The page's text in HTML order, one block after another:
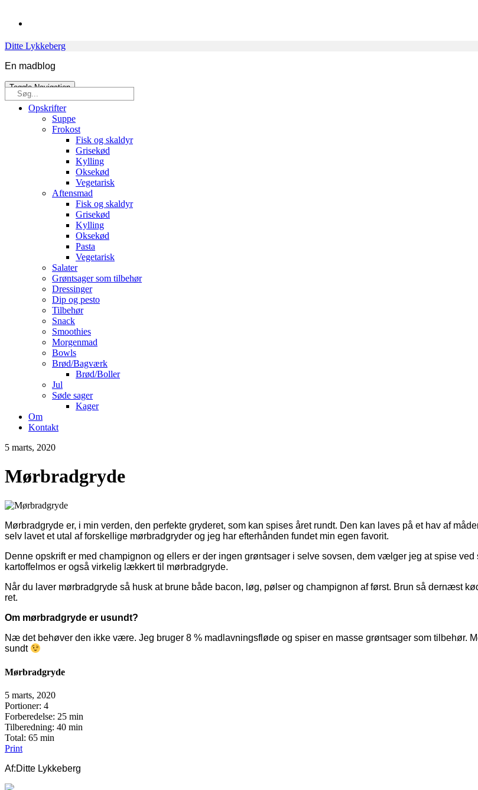
Ditte Lykkeberg
En madblog
Søg
efter:
Toggle Navigation
Opskrifter
Suppe
Frokost
Fisk og skaldyr
Grisekød
Kylling
Oksekød
Vegetarisk
Aftensmad
Fisk og skaldyr
Grisekød
Kylling
Oksekød
Pasta
Vegetarisk
Salater
Grøntsager som tilbehør
Dressinger
Dip og pesto
Tilbehør
Snack
Smoothies
Morgenmad
Bowls
Brød/Bagværk
Brød/Boller
Jul
Søde sager
Kager
Om
Kontakt
5 marts, 2020
Mørbradgryde
Mørbradgryde er, i min verden, den perfekte gryderet, som kan spises året rundt. Den kan laves på et hav af
selv lavet et utal af forskellige mørbradgryder og jeg har efterhånden fundet min egen favorit.
Denne opskrift er med champignon og ellers er der ingen grøntsager i selve sovsen, dem vælger jeg at spise
kartoffelmos er også virkelig lækkert til mørbradgryde.
Når du laver mørbradgryde så husk at brune både bacon, løg, pølser og champignon af først. Brun så dernæst
ret.
Om mørbradgryde er usundt?
Næ det behøver den ikke være. Jeg bruger 8 % madlavningsfløde og spiser en masse grøntsager som tilbehør.
sundt
Mørbradgryde
5 marts, 2020
Portioner: 4
Forberedelse: 25 min
Tilberedning: 40 min
Total: 65 min
Print
Af:Ditte Lykkeberg